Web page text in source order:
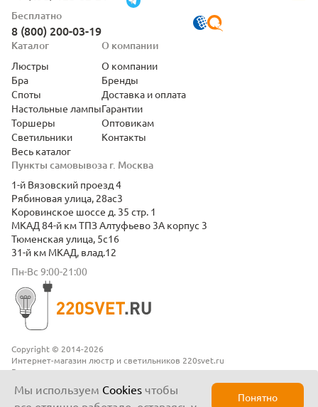
Copyright © 2014-2026
Интернет-магазин люстр и светильников 220svet.ru
Все права защищены
Бесплатно
8 (800) 200-03-19
Пункты самовывоза г. Москва
1-й Вязовский проезд 4
Рябиновая улица, 28ас3
Коровинское шоссе д. 35 стр. 1
МКАД 84-й км ТПЗ Алтуфьево 3А корпус 3
Тюменская улица, 5с16
31-й км МКАД, влад.12
Пн-Вс 9:00-21:00
Каталог
Люстры
Бра
Споты
Настольные лампы
Торшеры
Светильники
Весь каталог
О компании
О компании
Бренды
Доставка и оплата
Гарантии
Оптовикам
Контакты
Мы используем Cookies чтобы
Понятно